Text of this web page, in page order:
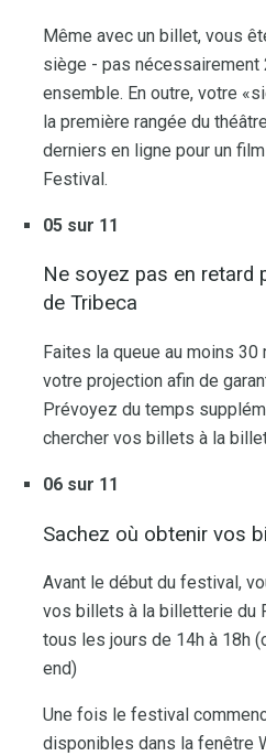
Même avec un billet, vous
siège - pas nécessairement
ensemble. En outre, votre
la première rangée du
derniers en ligne pour un
Festival.
05 sur 11
Ne soyez pas en retard
de Tribeca
Faites la queue au moins
votre projection afin de
Prévoyez du temps
chercher vos billets à la
06 sur 11
Sachez où obtenir vos
Avant le début du festival,
vos billets à la billetterie du
tous les jours de 14h à 18h
end)
Une fois le festival
disponibles dans la fenêtre